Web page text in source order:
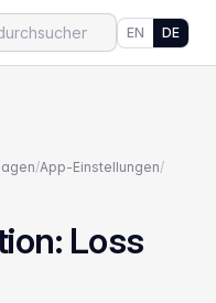
EN DE
/App-Einstellungen/
Loss